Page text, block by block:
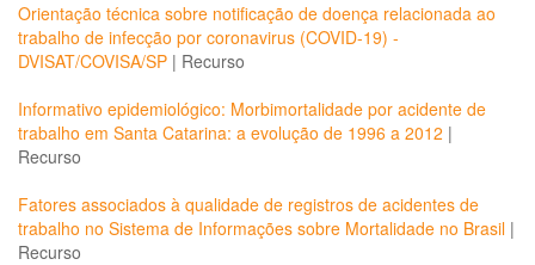
Orientação técnica sobre notificação de doença relacionada ao
trabalho de infecção por coronavirus (COVID-19) -
DVISAT/COVISA/SP | Recurso
Informativo epidemiológico: Morbimortalidade por acidente de
trabalho em Santa Catarina: a evolução de 1996 a 2012 |
Recurso
Fatores associados à qualidade de registros de acidentes de
trabalho no Sistema de Informações sobre Mortalidade no Brasil |
Recurso